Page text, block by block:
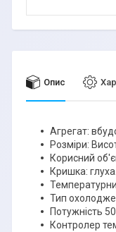
Опис
Агрегат:
Розміри:
Корисний
Кришка: глуха.
Тип
Потужність
Контролер